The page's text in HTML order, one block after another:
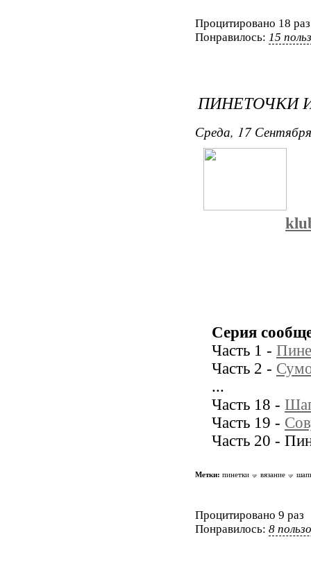
Процитировано 18 раз
Понравилось: 15
ПИНЕТОЧКИ
Среда, 17
Серия
Часть 1 -
Часть 2 -
...
Часть 18 -
Часть 19 -
Часть 20 -
Метки: пинетки вязание
Процитировано 9 раз
Понравилось: 8